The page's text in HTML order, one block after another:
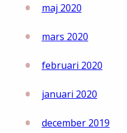
maj 2020
mars 2020
februari 2020
januari 2020
december 2019